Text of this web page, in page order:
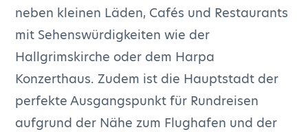
neben kleinen Läden, Cafés und Restaurants
mit Sehenswürdigkeiten wie der
Hallgrimskirche oder dem Harpa
Konzerthaus. Zudem ist die Hauptstadt der
perfekte Ausgangspunkt für Rundreisen
aufgrund der Nähe zum Flughafen und der